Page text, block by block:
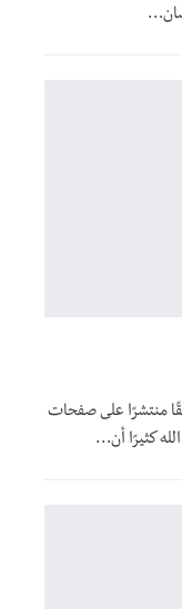
منتشرًا على صفحات
كثيرًا أن…